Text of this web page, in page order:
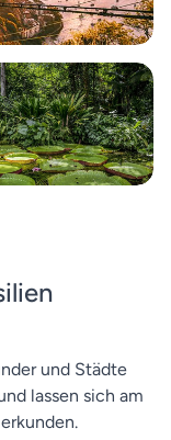
und Städte
lassen sich am